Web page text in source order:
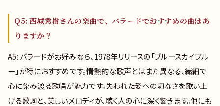
Q5: 西城秀樹さんの楽曲で、バラードでおすすめの曲はあ
りますか？
A5: バラードがお好みなら、1978年リリースの「ブルースカイブル
ー」が特におすすめです。情熱的な歌声とはまた異なる、繊細で
心に染み渡る歌唱が魅力です。失われた愛への切なさを歌い上
げる歌詞と、美しいメロディが、聴く人の心に深く響きます。他にも